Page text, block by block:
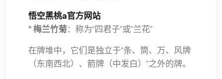
悟空黑桃a官方网站
*梅兰竹菊：称为“四君子”或“兰花”
在牌堆中，它们是独立于“条、筒、万、风牌
（东南西北）、箭牌（中发白）”之外的牌。